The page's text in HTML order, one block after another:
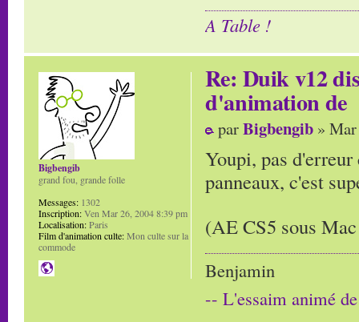
A Table !
Re: Duik v12
d'animation de
parBigbengib »
Youpi, pas
panneaux, c'est
(AE CS5 sous
Benjamin
-- L'essaim animé
Bigbengib
grand fou, grande folle
Messages: 1302
Inscription:Ven Mar 26, 2004 8:39 pm
Localisation:Paris
Film d'animation culte:Mon culte sur la
commode